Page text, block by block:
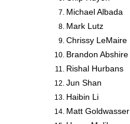
Michael Albada
Mark Lutz
Chrissy LeMaire
Brandon Abshire
Rishal Hurbans
Jun Shan
Haibin Li
Matt Goldwasser